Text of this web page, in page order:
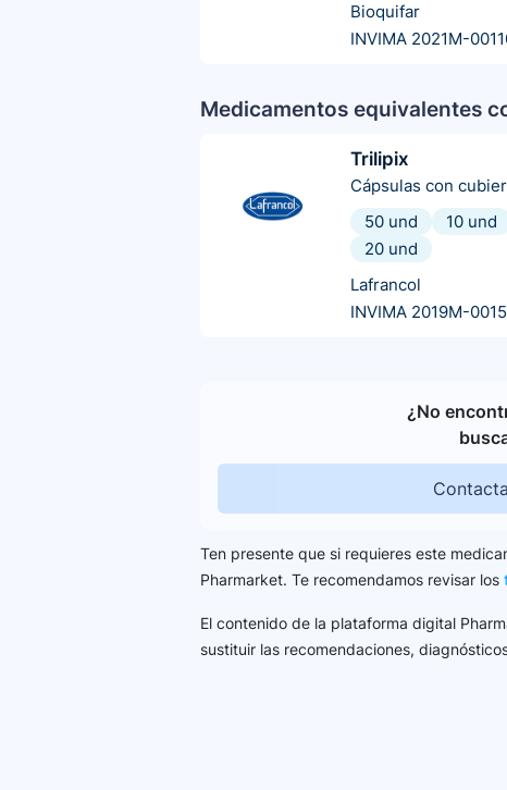
Bioquifar
INVIMA 2021M-
Medicamentos equivalentes
Trilipix
Cápsulas con
50 und
10 und
20 und
Lafrancol
INVIMA 2019M-
¿No
Ten presente que si requieres este
Pharmarket. Te recomendamos revisar los
El contenido de la plataforma digital
sustituir las recomendaciones,